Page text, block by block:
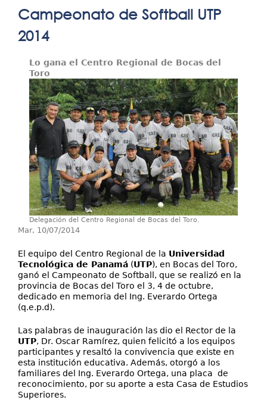
Principal
Admisión
Estudiantes
Investigación
Extensión
Servicios
Contáctenos
está
aquí
Campeonato de Softball UTP
2014
Lo gana el Centro Regional de Bocas del
Toro
Delegación del Centro Regional de Bocas del Toro.
Mar, 10/07/2014
El equipo del Centro Regional de la Universidad
Tecnológica de Panamá (UTP), en Bocas del Toro,
ganó el Campeonato de Softball, que se realizó en la
provincia de Bocas del Toro el 3, 4 de octubre,
dedicado en memoria del Ing. Everardo Ortega
(q.e.p.d).
Las palabras de inauguración las dio el Rector de la
UTP, Dr. Oscar Ramírez, quien felicitó a los equipos
participantes y resaltó la convivencia que existe en
esta institución educativa. Además, otorgó a los
familiares del Ing. Everardo Ortega, una placa de
reconocimiento, por su aporte a esta Casa de Estudios
Superiores.